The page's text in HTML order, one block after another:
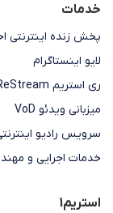
خدمات
پخش زنده اینترنتی
لایو اینستاگرام
ری استریم ReStream
میزبانی ویدئو VoD
سرویس رادیو
خدمات اجرایی و
استریم1